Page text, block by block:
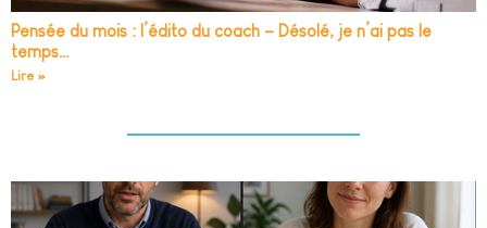
Pensée du mois : l’édito du coach – Désolé, je n’ai pas le
temps…
Lire »